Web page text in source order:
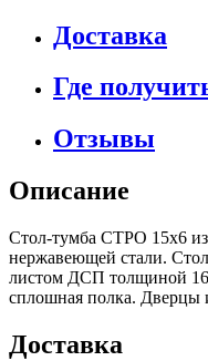
Доставка
Где
Отзывы
Описание
Стол-тумба СТРО 15х6
нержавеющей стали.
листом ДСП толщиной
сплошная полка. Дверцы
Доставка